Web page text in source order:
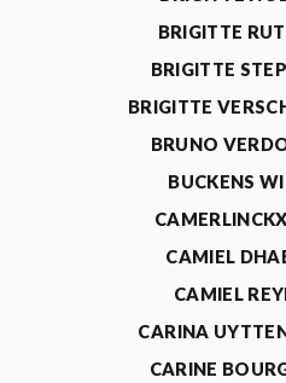
BRIGITTE
BRIGITTE
BRIGITTE
BRUNO
BUCKENS
CAMIEL
CAMIEL
CARINA
CARINE